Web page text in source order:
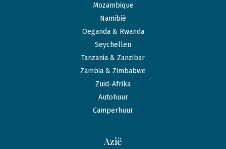
Mozambique
Namibië
Oeganda & Rwanda
Seychellen
Tanzania & Zanzibar
Zambia & Zimbabwe
Zuid-Afrika
Autohuur
Camperhuur
Azië